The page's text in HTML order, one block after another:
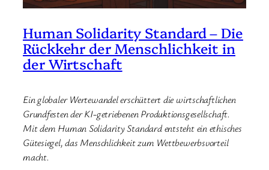
Human Solidarity Standard – Die
Rückkehr der Menschlichkeit in
der Wirtschaft
Ein globaler Wertewandel erschüttert die wirtschaftlichen
Grundfesten der KI-getriebenen Produktionsgesellschaft.
Mit dem Human Solidarity Standard entsteht ein ethisches
Gütesiegel, das Menschlichkeit zum Wettbewerbsvorteil
macht.